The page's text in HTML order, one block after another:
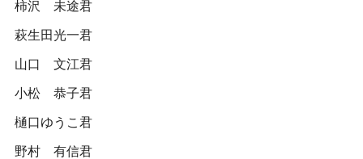
柿沢 未途君
萩生田光一君
山口 文江君
小松 恭子君
樋口ゆうこ君
野村 有信君